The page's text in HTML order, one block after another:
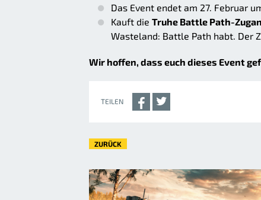
Das Event endet am 27. Februar
Kauft die Truhe Battle Path-
Wasteland: Battle Path habt. Der
Wir hoffen, dass euch dieses Event
TEILEN
ZURÜCK